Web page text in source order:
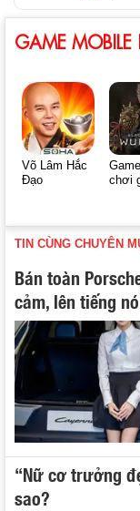
GAME MOBILE
Võ Lâm Hắc
Đạo
chơi
TIN CÙNG CHUYÊN
Bán toàn
cảm, lên tiếng
“Nữ cơ trưởng
sao?